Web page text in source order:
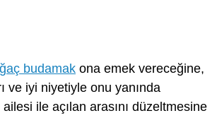
budamak ona emek vereceğine,
ve iyi niyetiyle onu yanında
ailesi ile açılan arasını düzeltmesine